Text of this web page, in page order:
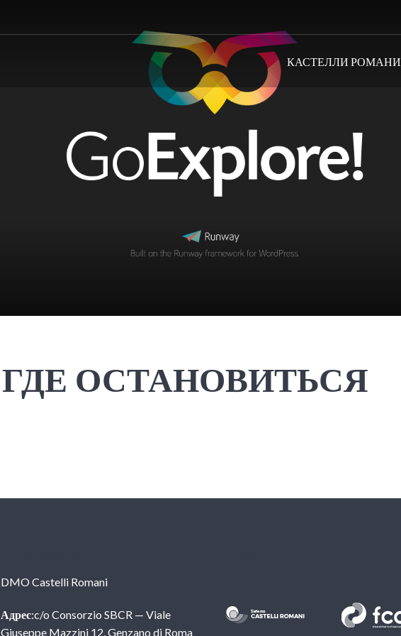
КАСТЕЛЛИ РОМАНИ
ГДЕ ОСТАНОВИТЬСЯ
DMO Castelli Romani
Адрес:c/o Consorzio SBCR — Viale
Giuseppe Mazzini 12, Genzano di Roma